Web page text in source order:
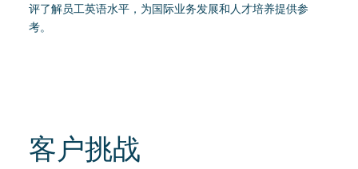
评了解员工英语水平，为国际业务发展和人才培养提供参
考。
客户挑战